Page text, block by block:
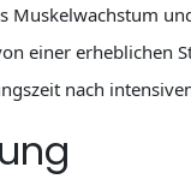
Muskelwachstum
einer erheblichen
nach